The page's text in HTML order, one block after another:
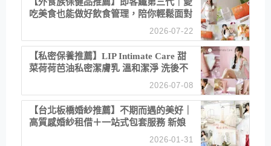
吃美食也能做好飲食管理，陪你輕鬆面對
2026-07-22
【私密保養推薦】LIP Intimate Care 甜
菜荷荷芭油私密潔膚乳 溫和潔淨 洗後不
2026-07-08
【台北板橋婚紗推薦】不期而遇的美好｜
高質感婚紗租借＋一站式包套服務 新娘
2026-01-31